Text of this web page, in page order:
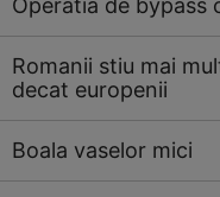
Operatia de bypass
Romanii stiu mai
decat europenii
Boala vaselor mici